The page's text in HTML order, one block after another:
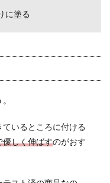
に塗る
いるところに付ける
優しく伸ばすのがおす